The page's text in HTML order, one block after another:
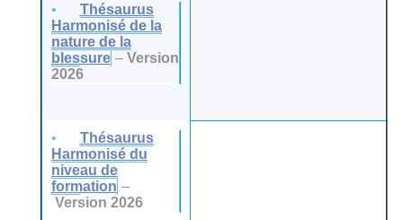
Thésaurus
Harmonisé de la
nature de la
blessure – Version
2026
Thésaurus
Harmonisé du
niveau de
formation –
Version 2026